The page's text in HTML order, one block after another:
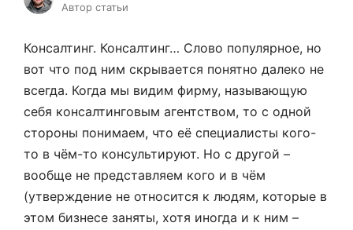
Автор статьи
Консалтинг. Консалтинг… Слово популярное, но
вот что под ним скрывается понятно далеко не
всегда. Когда мы видим фирму, называющую
себя консалтинговым агентством, то с одной
стороны понимаем, что её специалисты кого-
то в чём-то консультируют. Но с другой –
вообще не представляем кого и в чём
(утверждение не относится к людям, которые в
этом бизнесе заняты, хотя иногда и к ним –